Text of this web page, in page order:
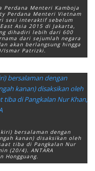
Perdana Menteri Kamboja
Perdana Menteri Vietnam
sesi interaktif sebelum
Asia 2015 di Jakarta,
dihadiri lebih dari 600
dari sejumlah negara
akan berlangsung hingga
Ismar Patrizki.
bersalaman dengan
kanan) disaksikan oleh
tiba di Pangkalan Nur
(20/4). ANTARA
Hongguang.